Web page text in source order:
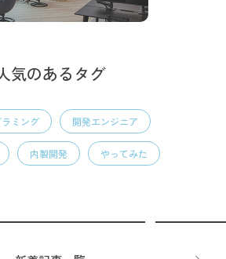
気のあるタグ
ミング 開発エンジニア
内製開発 やってみた